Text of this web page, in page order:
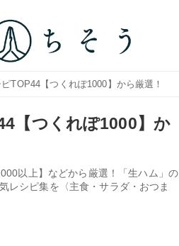
TOP44【つくれぽ1000】から厳選！
【つくれぽ1000】か
以上】などから厳選！「生ハム」の
レシピ集を〈主食・サラダ・おつま